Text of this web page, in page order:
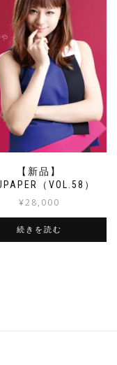
【新品】
（VOL.58）
¥28,000
続きを読む